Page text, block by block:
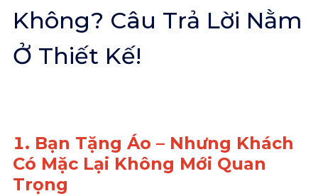
1. Bạn Tặng Áo – Nhưng Khách
Có Mặc Lại Không Mới Quan
Trọng
Không? Câu Trả Lời Nằm
Ở Thiết Kế!